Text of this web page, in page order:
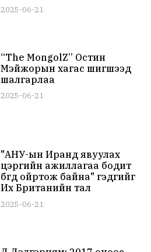
2025-06-21
“The MongolZ” Остин
Мэйжорын хагас шигшээд
шалгарлаа
2025-06-21
"АНУ-ын Иранд явуулах
цэргийн ажиллагаа бодит
бөгөөд ойртож байна" гэдгийг
Их Британийн тал
анхааруулжээ
2025-06-21